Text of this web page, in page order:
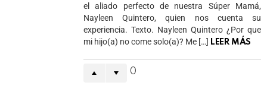
el aliado perfecto de nuestra Súper Mamá,
Nayleen Quintero, quien nos cuenta su
experiencia. Texto. Nayleen Quintero ¿Por que
mi hijo(a) no come solo(a)? Me […] LEER MÁS
0